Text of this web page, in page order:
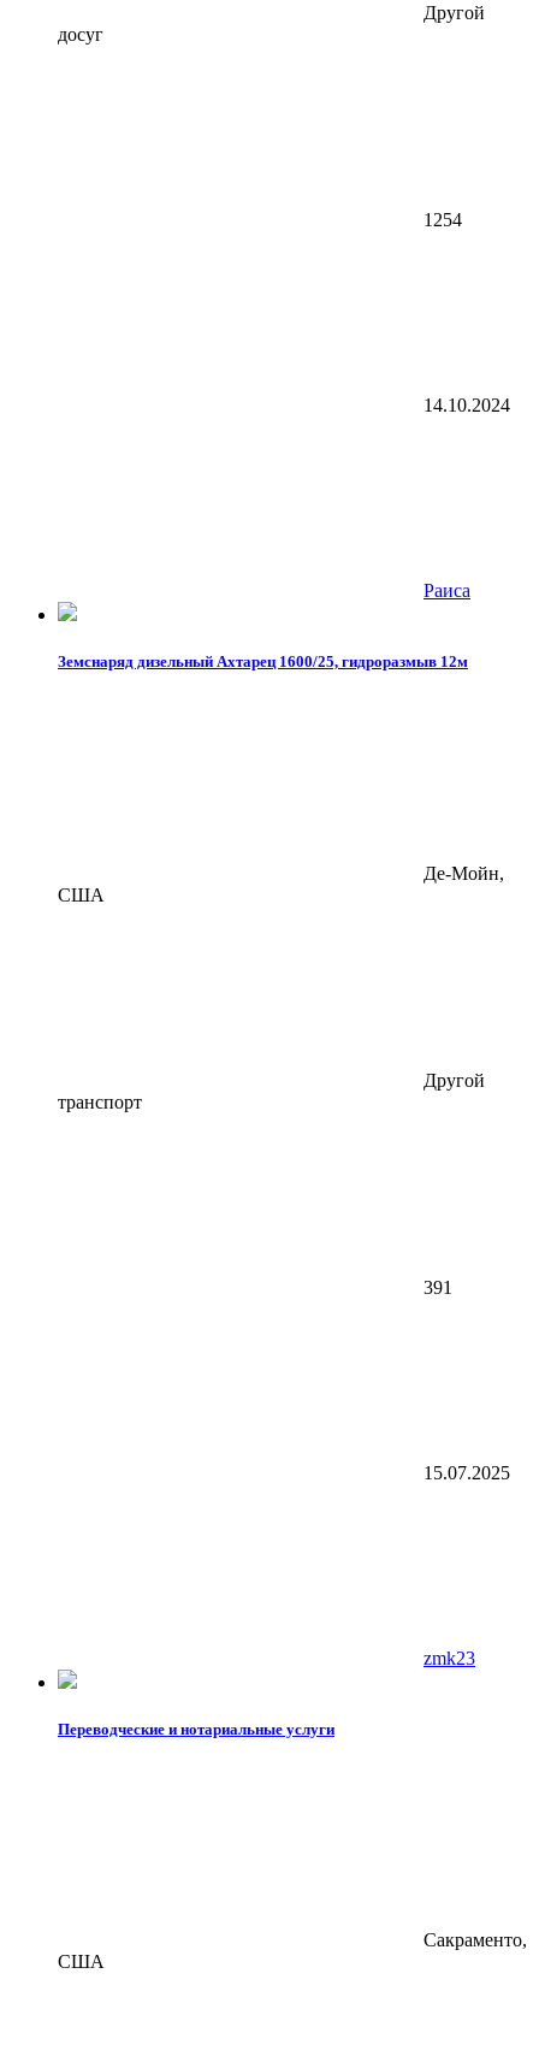
Другой
досуг
1254
14.10.2024
Раиса
Земснаряд дизельный Ахтарец 1600/25, гидроразмыв 12м
Де-Мойн,
США
Другой
транспорт
391
15.07.2025
zmk23
Переводческие и нотариальные услуги
Сакраменто,
США